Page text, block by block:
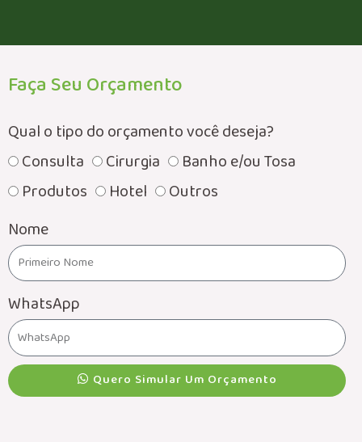
Faça Seu Orçamento
Qual o tipo do orçamento você deseja?
Consulta
Cirurgia
Banho e/ou Tosa
Produtos
Hotel
Outros
Nome
WhatsApp
Quero Simular Um Orçamento